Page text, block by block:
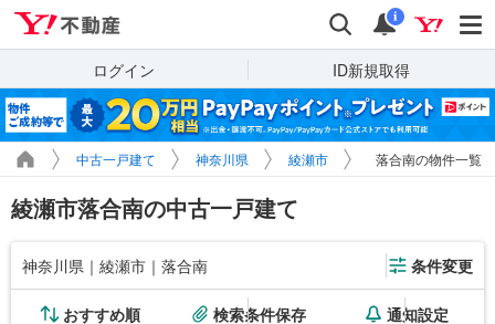
検索 通知
i
ログイン ID新規取得
中古一戸建て 神奈川県 綾瀬市 落合南の物件一覧
綾瀬市落合南の中古一戸建て
神奈川県｜綾瀬市｜落合南 条件変更
おすすめ順 検索条件保存 通知設定